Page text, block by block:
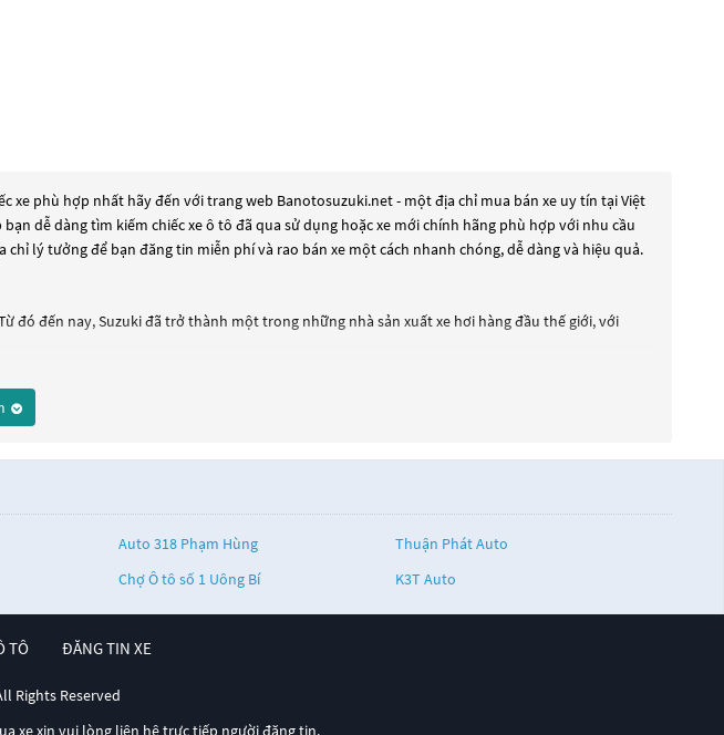
xe phù hợp nhất hãy đến với trang web Banotosuzuki.net - một địa chỉ mua bán xe uy tín tại Việt
dễ dàng tìm kiếm chiếc xe ô tô đã qua sử dụng hoặc xe mới chính hãng phù hợp với nhu cầu
lý tưởng để bạn đăng tin miễn phí và rao bán xe một cách nhanh chóng, dễ dàng và hiệu quả.
đó đến nay, Suzuki đã trở thành một trong những nhà sản xuất xe hơi hàng đầu thế giới, với
của khách hàng.
Auto 318 Phạm Hùng
Thuận Phát Auto
Chợ Ô tô số 1 Uông Bí K3T Auto
TÔ ĐĂNG TIN XE
Rights Reserved
xe xin vui lòng liên hệ trực tiếp người đăng tin.